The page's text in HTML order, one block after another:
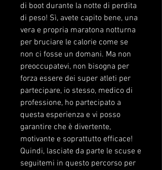
di boot durante la notte di perdita
di peso! Sì, avete capito bene, una
vera e propria maratona notturna
per bruciare le calorie come se
non ci fosse un domani. Ma non
preoccupatevi, non bisogna per
forza essere dei super atleti per
partecipare, io stesso, medico di
professione, ho partecipato a
questa esperienza e vi posso
garantire che è divertente,
motivante e soprattutto efficace!
Quindi, lasciate da parte le scuse e
seguitemi in questo percorso per